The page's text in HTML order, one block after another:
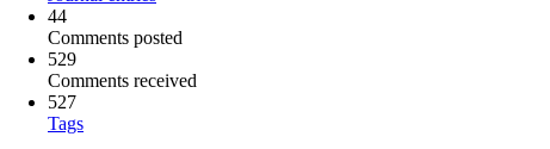
44
Comments posted
529
Comments received
527
Tags